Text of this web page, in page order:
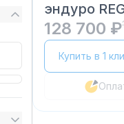
эндуро
250 21/18
128 700 ₽
Купить в 1